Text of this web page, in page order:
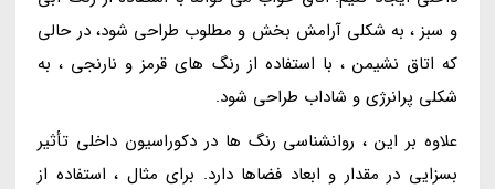
و سبز ، به شکلی آرامش بخش و مطلوب طراحی شود، در حالی
که اتاق نشیمن ، با استفاده از رنگ های قرمز و نارنجی ، به
شکلی پرانرژی و شاداب طراحی شود.
علاوه بر این ، روانشناسی رنگ ها در دکوراسیون داخلی تأثیر
بسزایی در مقدار و ابعاد فضاها دارد. برای مثال ، استفاده از